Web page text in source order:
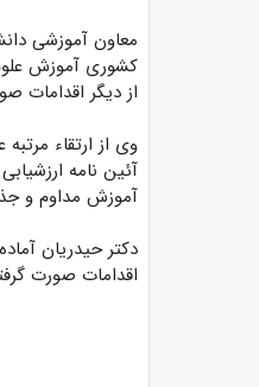
معاون آموزشی
از دیگر اقدامات
آموزش مداوم و جذب،
دکتر حیدریان
اقدامات صورت